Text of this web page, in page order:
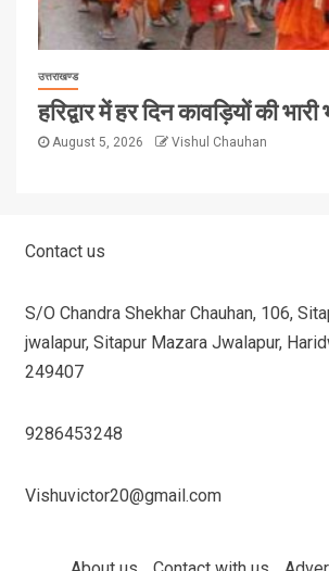
उत्तराखण्ड
हरिद्वार में हर दिन कावड़ियों की
August 5, 2026 Vishul Chauhan
Contact us
S/O Chandra Shekhar Chauhan, 106,
jwalapur, Sitapur Mazara Jwalapur,
249407
9286453248
Vishuvictor20@gmail.com